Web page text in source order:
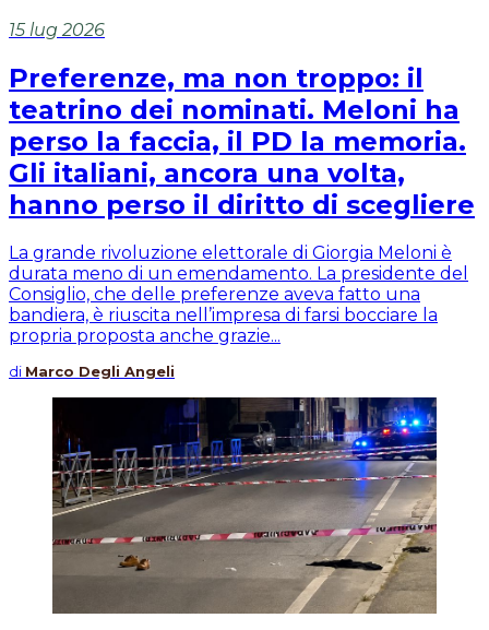
15 lug 2026
Preferenze, ma non troppo: il
teatrino dei nominati. Meloni ha
perso la faccia, il PD la memoria.
Gli italiani, ancora una volta,
hanno perso il diritto di scegliere
La grande rivoluzione elettorale di Giorgia Meloni è
durata meno di un emendamento. La presidente del
Consiglio, che delle preferenze aveva fatto una
bandiera, è riuscita nell’impresa di farsi bocciare la
propria proposta anche grazie...
di Marco Degli Angeli